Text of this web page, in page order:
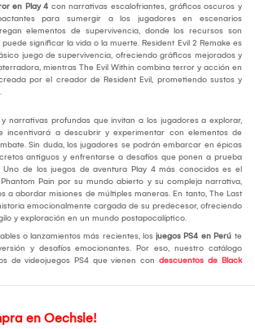
en Play 4 con narrativas escalofriantes, gráficos oscuros y
para sumergir a los jugadores en escenarios
elementos de supervivencia, donde los recursos son
significar la vida o la muerte. Resident Evil 2 Remake es
juego de supervivencia, ofreciendo gráficos mejorados y
mientras The Evil Within combina terror y acción en
por el creador de Resident Evil, prometiendo sustos y
narrativas profundas que invitan a los jugadores a explorar,
incentivará a descubrir y experimentar con elementos de
Sin duda, los jugadores se podrán embarcar en épicas
antiguos y enfrentarse a desafíos que ponen a prueba
Uno de los juegos de aventura Play 4 más conocidos es el
Pain por su mundo abierto y su compleja narrativa,
a abordar misiones de múltiples maneras. En tanto, The Last
emocionalmente cargada de su predecesor, ofreciendo
y exploración en un mundo postapocalíptico.
o lanzamientos más recientes, los juegos PS4 en Perú te
y desafíos emocionantes. Por eso, nuestro catálogo
de videojuegos PS4 que vienen con descuentos de Black
en Oechsle!